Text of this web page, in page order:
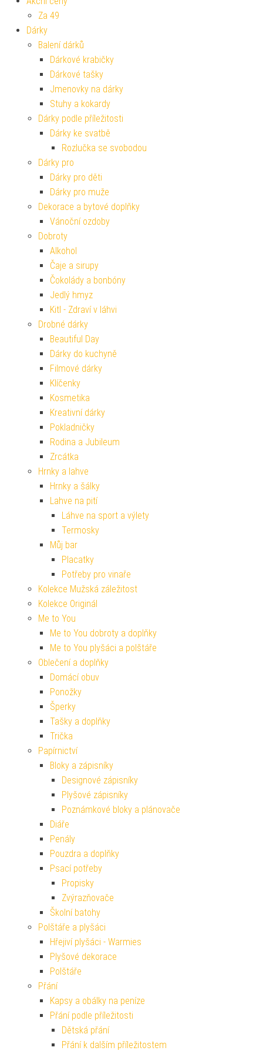
Za 49
Dárky
Balení dárků
Dárkové krabičky
Dárkové tašky
Jmenovky na dárky
Stuhy a kokardy
Dárky podle příležitosti
Dárky ke svatbě
Rozlučka se svobodou
Dárky pro
Dárky pro děti
Dárky pro muže
Dekorace a bytové doplňky
Vánoční ozdoby
Dobroty
Alkohol
Čaje a sirupy
Čokolády a bonbóny
Jedlý hmyz
Kitl - Zdraví v láhvi
Drobné dárky
Beautiful Day
Dárky do kuchyně
Filmové dárky
Klíčenky
Kosmetika
Kreativní dárky
Pokladničky
Rodina a Jubileum
Zrcátka
Hrnky a lahve
Hrnky a šálky
Lahve na pití
Láhve na sport a výlety
Termosky
Můj bar
Placatky
Potřeby pro vinaře
Kolekce Mužská záležitost
Kolekce Originál
Me to You
Me to You dobroty a doplňky
Me to You plyšáci a polštáře
Oblečení a doplňky
Domácí obuv
Ponožky
Šperky
Tašky a doplňky
Trička
Papírnictví
Bloky a zápisníky
Designové zápisníky
Plyšové zápisníky
Poznámkové bloky a plánovače
Diáře
Penály
Pouzdra a doplňky
Psací potřeby
Propisky
Zvýrazňovače
Školní batohy
Polštáře a plyšáci
Hřejiví plyšáci - Warmies
Plyšové dekorace
Polštáře
Přání
Kapsy a obálky na peníze
Přání podle příležitosti
Dětská přání
Přání k dalším příležitostem